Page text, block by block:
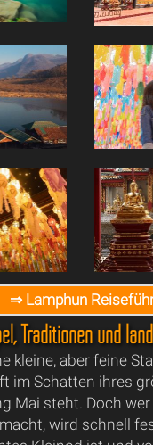
⇒ Lamphun
Traditionen und
kleine, aber feine
im Schatten ihres
Mai steht. Doch
wird schnell